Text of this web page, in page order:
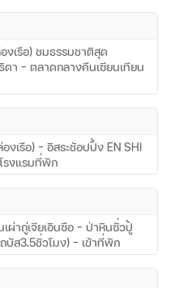
เรือ) ชมธรรมชาติสุด
า – ตลาดกลางคืนเซียนเทียน
เรือ) – อิสระช้อปปิ้ง EN SHI
โรงแรมที่พัก
ผ่าถู่เจียเอินซือ – ป่าหินซั่วปู้
บัส3.5ชั่วโมง) - เข้าที่พัก